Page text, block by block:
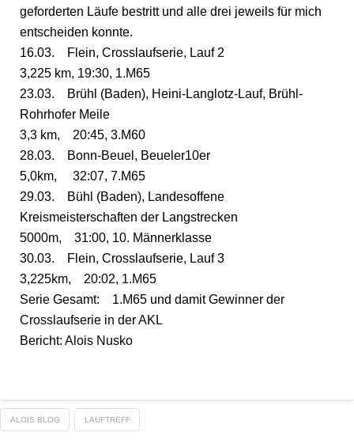
geforderten Läufe bestritt und alle drei jeweils für mich
entscheiden konnte.
16.03. Flein, Crosslaufserie, Lauf 2
3,225 km, 19:30, 1.M65
23.03. Brühl (Baden), Heini-Langlotz-Lauf, Brühl-
Rohrhofer Meile
3,3 km, 20:45, 3.M60
28.03. Bonn-Beuel, Beueler10er
5,0km, 32:07, 7.M65
29.03. Bühl (Baden), Landesoffene
Kreismeisterschaften der Langstrecken
5000m, 31:00, 10. Männerklasse
30.03. Flein, Crosslaufserie, Lauf 3
3,225km, 20:02, 1.M65
Serie Gesamt: 1.M65 und damit Gewinner der
Crosslaufserie in der AKL
Bericht: Alois Nusko
ALOIS BLOG LAUFTREFF